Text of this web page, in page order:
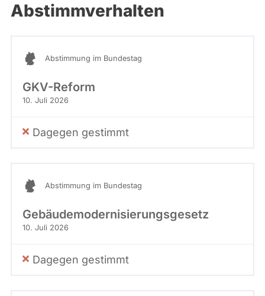
Abstimmverhalten
Abstimmung im Bundestag
GKV-Reform
10. Juli 2026
Dagegen gestimmt
Abstimmung im Bundestag
Gebäudemodernisierungsgesetz
10. Juli 2026
Dagegen gestimmt